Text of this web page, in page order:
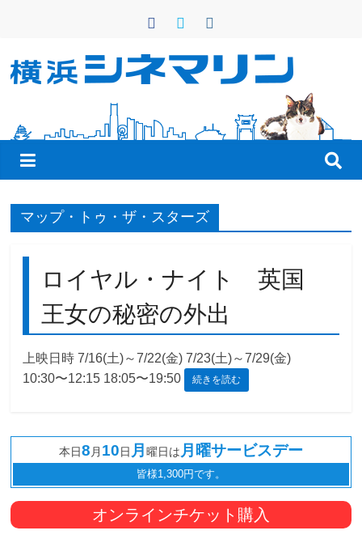
ン
横
浜
シ
ネ
マ
リ
ン
い
は
こ
の
マップ・トゥ・ザ・スターズ
ロイヤル・ナイト 英国
王女の秘密の外出
上映日時 7/16(土)～7/22(金) 7/23(土)～7/29(金)
10:30〜12:15 18:05〜19:50
続きを読む
本日8 月 10日 月 曜日は 月曜サービスデー
皆様1,300円です。
オンラインチケット購入